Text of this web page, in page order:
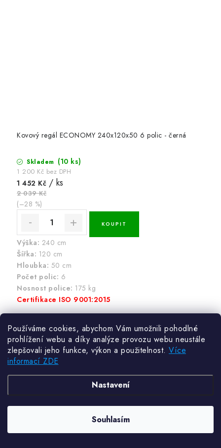
Používáme cookies, abychom Vám umožnili pohodlné
prohlížení webu a díky analýze provozu webu neustále
zlepšovali jeho funkce, výkon a použitelnost. Více
informací ZDE
Nastavení
Souhlasím
Kovový regál ECONOMY 240x120x50 6 polic - černá
Skladem (10 ks)
1 200 Kč bez DPH
1 452 Kč / ks
2 039 Kč
(–28 %)
Výška: 240 cm
Šířka: 120 cm
Hloubka: 50 cm
Počet polic: 6
Nosnost police: 175 kg
Certifikace ISO 9001:2015